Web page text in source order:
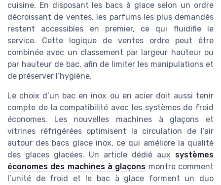
cuisine. En disposant les bacs à glace selon un ordre
décroissant de ventes, les parfums les plus demandés
restent accessibles en premier, ce qui fluidifie le
service. Cette logique de ventes ordre peut être
combinée avec un classement par largeur hauteur ou
par hauteur de bac, afin de limiter les manipulations et
de préserver l’hygiène.
Le choix d’un bac en inox ou en acier doit aussi tenir
compte de la compatibilité avec les systèmes de froid
économes. Les nouvelles machines à glaçons et
vitrines réfrigérées optimisent la circulation de l’air
autour des bacs glace inox, ce qui améliore la qualité
des glaces glacées. Un article dédié aux systèmes
économes des machines à glaçons montre comment
l’unité de froid et le bac à glace forment un duo